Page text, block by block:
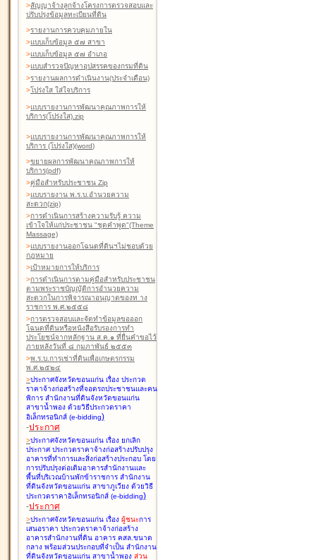
>สัญญาจ้างลูกจ้างโครงการตรวจสอบและ
ปรับปรุงข้อมูลทะเบียนที่ดิน
>รายงานการควบคุมภายใน
>แบบเก็บข้อมูล ๕๗ สาขา
>แบบเก็บข้อมูล ๕๗ อำเภอ
>แบบสำรวจปัญหาอุปสรรคของกรมที่ดิน
>รายงานผลการดำเนินงาน(ประจำเดือน)
>โปร่งใส ใส่ใจบริการ
>แบบรายงานการพัฒนาคุณภาพการให้
บริการ(โปร่งใส).zip
>แบบรายงานการพัฒนาคุณภาพการให้
บริการ (โปร่งใส)(word)
>ขยายผลการพัฒนาคุณภาพการให้
บริการ(pdf)
>คู่มือสำหรับประชาชน Zip
>แบบรายงาน พ.ร.บ.อำนวยความ
สะดวก(zip)
>การดำเนินการสร้างความรับรู้ ความ
เข้าใจให้แก่ประชาชน "ชุดคำพูด"(Theme
Massage)
>แบบรายงานออกโฉนดที่ดินฯไม่ชอบด้วย
กฎหมาย
>เป้าหมายการให้บริการ
>การดำเนินการตามคู่มือสำหรับประชาชน
ตามพระราชบัญญัติการอำนวยความ
สะดวกในการพิจารณาอนุญาตของท าง
ราชการ พ.ศ.๒๕๕๘
>การตรวจสอบและจัดทำข้อมูลขอออก
โฉนดที่ดินหรือหนังสือรับรองการทำ
ประโยชน์จากหลักฐาน ส.ค.๑ ที่ยื่นคำขอไว้
ภายหลังวันที่ ๘ กุมภาพันธ์ ๒๕๕๓
>พ.ร.บ.การเช่าที่ดินเพื่อเกษตรกรรม
พ.ศ.๒๕๒๔
>ประกาศจังหวัดขอนแก่น เรื่อง ประกวด
ราคาจ้างก่อสร้างที่จอดรถประชาชนและคน
พิการ สำนักงานที่ดินจังหวัดขอนแก่น
สาขาน้ำพอง ด้วยวิธีประกวดราคา
อิเล็กทรอนิกส์ (e-bidding)
-ประกาศ
>ประกาศจังหวัดขอนแก่น เรื่อง ยกเลิก
ประกาศ ประกวดราคาจ้างก่อสร้างปรับปรุง
อาคารที่ทำการและสิ่งก่อสร้างประกอบ โดย
การปรับปรุงต่อเติมอาคารสำนักงานและ
พื้นที่บริเวณบ้านพักข้าราชการ สำนักงาน
ที่ดินจังหวัดขอนแก่น สาขาภูเวียง ด้วยวิธี
ประกวดราคาอิเล็กทรอนิกส์ (e-bidding)
-ประกาศ
>ประกาศจังหวัดขอนแก่น เรื่อง ผู้ชนะการ
เสนอราคา ประกวดราคาจ้างก่อสร้าง
อาคารสำนักงานที่ดิน อาคาร คสล.ขนาด
กลาง พร้อมส่วนประกอบที่จำเป็น สำนักงาน
ที่ดินจังหวัดขอนแก่น สาขาน้ำพอง ส่วน